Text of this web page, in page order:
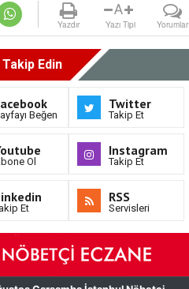
Yazdır
A
Yazı Tipi Yorumlar
Takip Edin
Beğen
Twitter
Takip Et
Ol
Instagram
Takip Et
Et
RSS
Servisleri